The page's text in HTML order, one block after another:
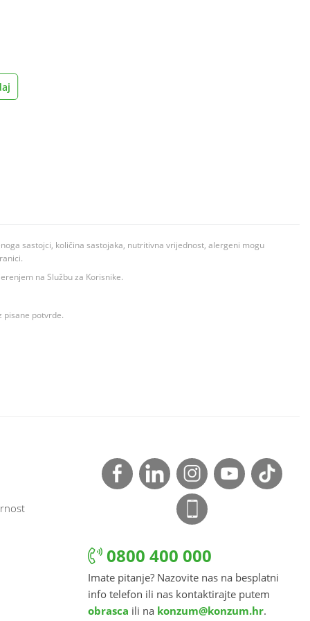
sastojci, količina sastojaka, nutritivna vrijednost, alergeni mogu
na Službu za Korisnike.
pisane potvrde.
0800 400 000
Imate pitanje? Nazovite nas na besplatni
info telefon ili nas kontaktirajte putem
obrasca ili na konzum@konzum.hr.